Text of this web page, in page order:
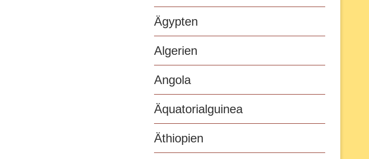
Ägypten
Algerien
Angola
Äquatorialguinea
Äthiopien